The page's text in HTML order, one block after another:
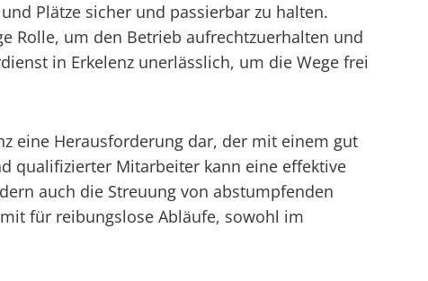
Plätze sicher und passierbar zu halten.
Rolle, um den Betrieb aufrechtzuerhalten und
in Erkelenz unerlässlich, um die Wege frei
eine Herausforderung dar, der mit einem gut
qualifizierter Mitarbeiter kann eine effektive
auch die Streuung von abstumpfenden
für reibungslose Abläufe, sowohl im